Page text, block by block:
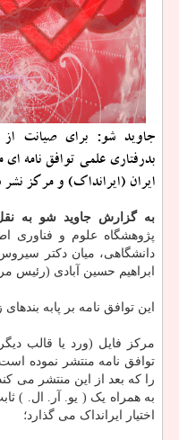
جاوید شو: برای صیانت
بدرفتاری علمی توافق نامه
ایران (ایرانداک) و مرکز نشر
به گزارش جاوید شو به
پژوهشگاه علوم و فناوری
دانشگاهی، میان دکتر
ابراهیم حسین آبادی (رئیس
این توافق نامه بر پابه
مرکز فایل (ورد یا قالب
توافق نامه منتشر نموده
را که بعد از این منتشر می
به همراه یک ( یو. آر. ال. )
اختیار ایرانداک می گذارد؛